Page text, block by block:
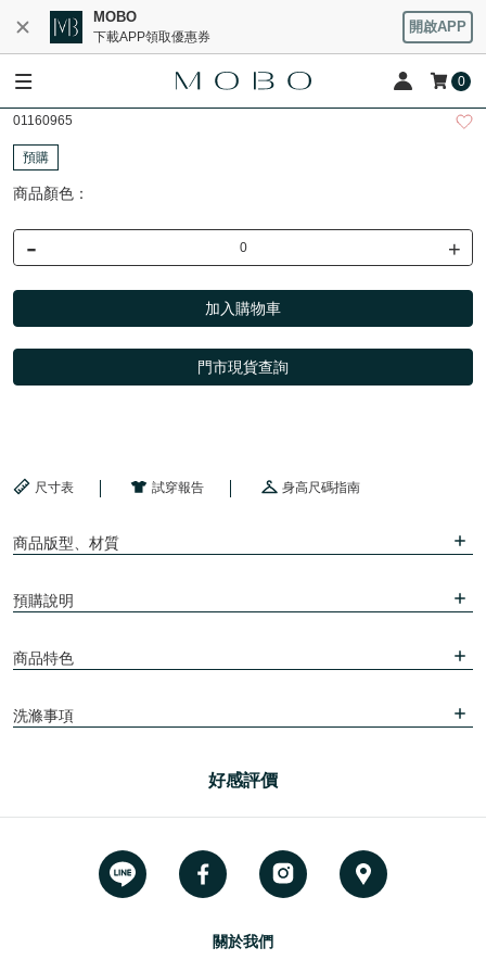
MOBO
下載APP領取優惠券
開啟APP
0
01160965
預購
商品顏色：
- +
加入購物車
門市現貨查詢
尺寸表 試穿報告 身高尺碼指南
商品版型、材質
預購說明
商品特色
洗滌事項
好感評價
關於我們